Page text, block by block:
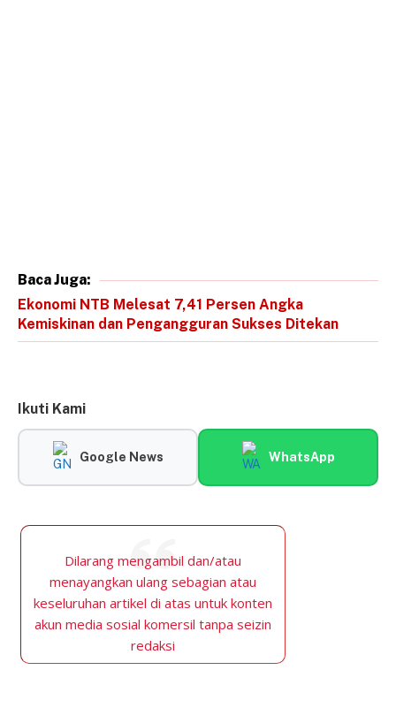
Baca Juga:
Ekonomi NTB Melesat 7,41 Persen Angka
Kemiskinan dan Pengangguran Sukses Ditekan
Ikuti Kami
Google News WhatsApp
Dilarang mengambil dan/atau
menayangkan ulang sebagian atau
keseluruhan artikel di atas untuk konten
akun media sosial komersil tanpa seizin
redaksi